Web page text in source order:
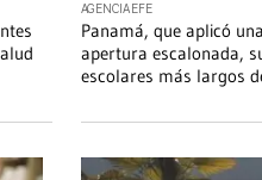
AGENCIA EFE
Panamá, que aplicó
apertura escalonada,
escolares más largos